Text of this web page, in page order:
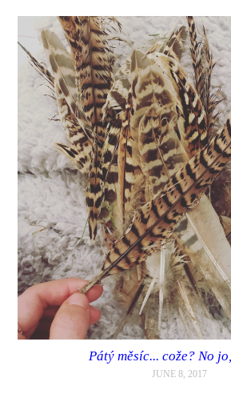
Pátý měsíc... cože? No
JUNE 8, 2017